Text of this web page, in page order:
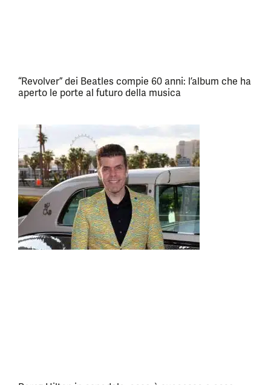
“Revolver” dei Beatles compie 60 anni: l’album che ha
aperto le porte al futuro della musica